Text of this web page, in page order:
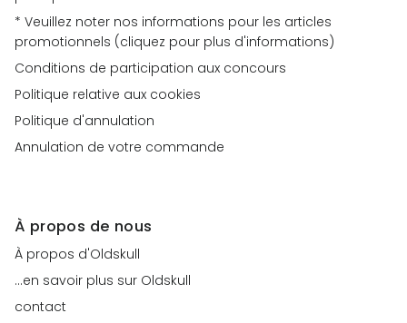
* Veuillez noter nos informations pour les articles
promotionnels (cliquez pour plus d'informations)
Conditions de participation aux concours
Politique relative aux cookies
Politique d'annulation
Annulation de votre commande
À propos de nous
À propos d'Oldskull
...en savoir plus sur Oldskull
contact